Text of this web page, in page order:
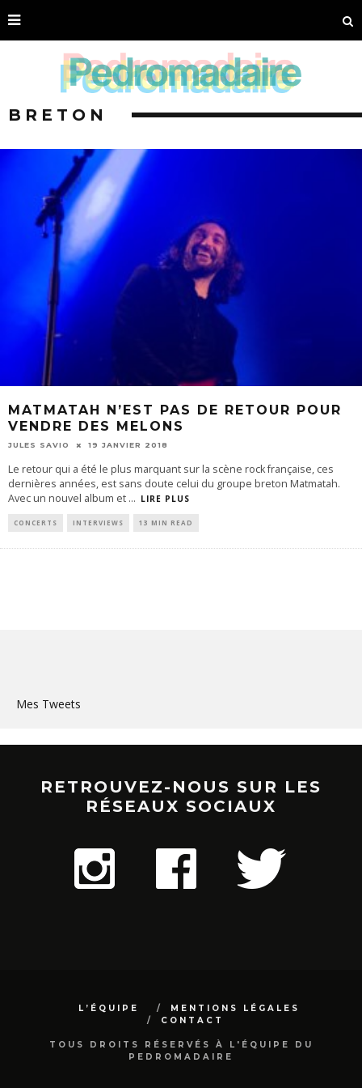
BRETON
MATMATAH N’EST PAS DE RETOUR POUR
VENDRE DES MELONS
JULES SAVIO 19 JANVIER 2018
Le retour qui a été le plus marquant sur la scène rock française, ces
dernières années, est sans doute celui du groupe breton Matmatah.
Avec un nouvel album et ... LIRE PLUS
CONCERTS INTERVIEWS 13 MIN READ
Mes Tweets
RETROUVEZ-NOUS SUR LES
RÉSEAUX SOCIAUX
L’ÉQUIPE
MENTIONS LÉGALES
CONTACT
TOUS DROITS RÉSERVÉS À L'ÉQUIPE DU
PEDROMADAIRE